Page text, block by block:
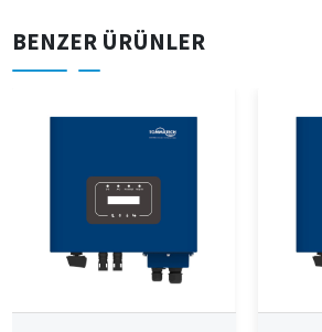
BENZER ÜRÜNLER